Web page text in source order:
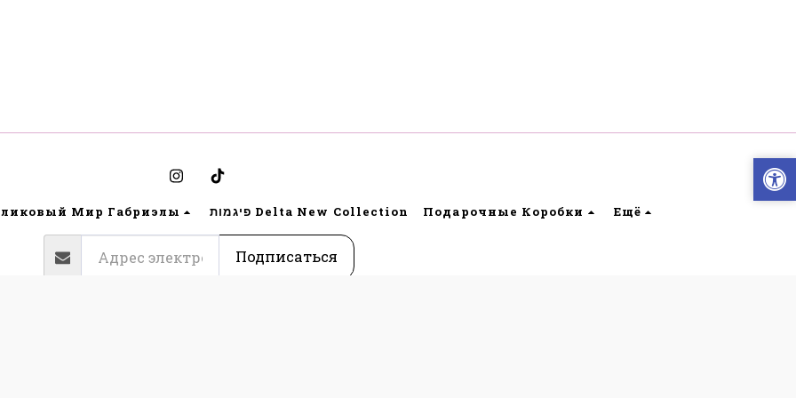
Мир Габриэлы פיגמות Delta New Collection Подарочные Коробки Ещё
Подписаться